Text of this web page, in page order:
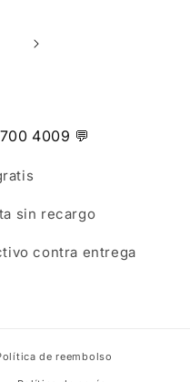
4009 💬
sin recargo
contra entrega
de reembolso